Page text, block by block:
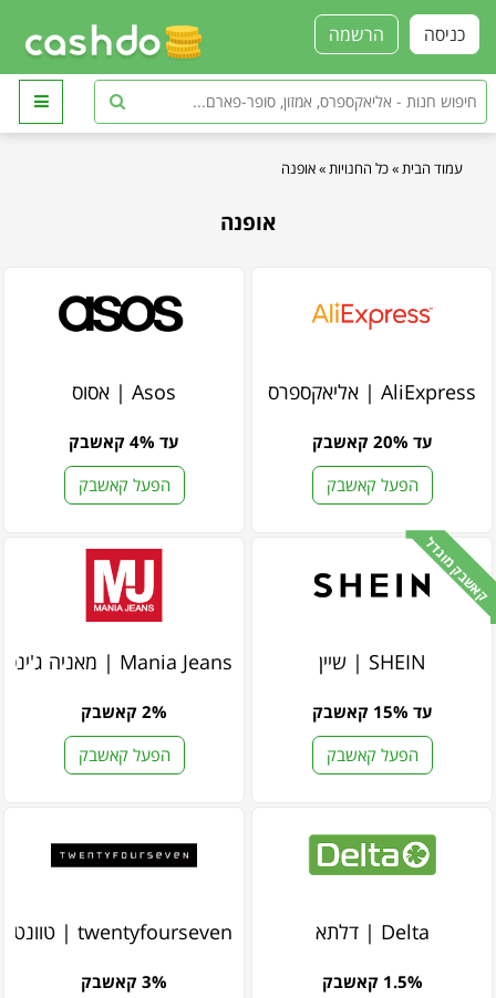
הרשמה כניסה
עמוד הבית »כל החנויות »אופנה
אופנה
AliExpress | אליאקספרס
עד 20% קאשבק
הפעל קאשבק
Asos | אסוס
עד 4% קאשבק
הפעל קאשבק
קאשבק מוגדל
SHEIN | שיין
עד 15% קאשבק
הפעל קאשבק
Mania Jeans | מאניה ג'ינס
2% קאשבק
הפעל קאשבק
Delta | דלתא
1.5% קאשבק
twentyfourseven | טוונטי פור סבן
3% קאשבק